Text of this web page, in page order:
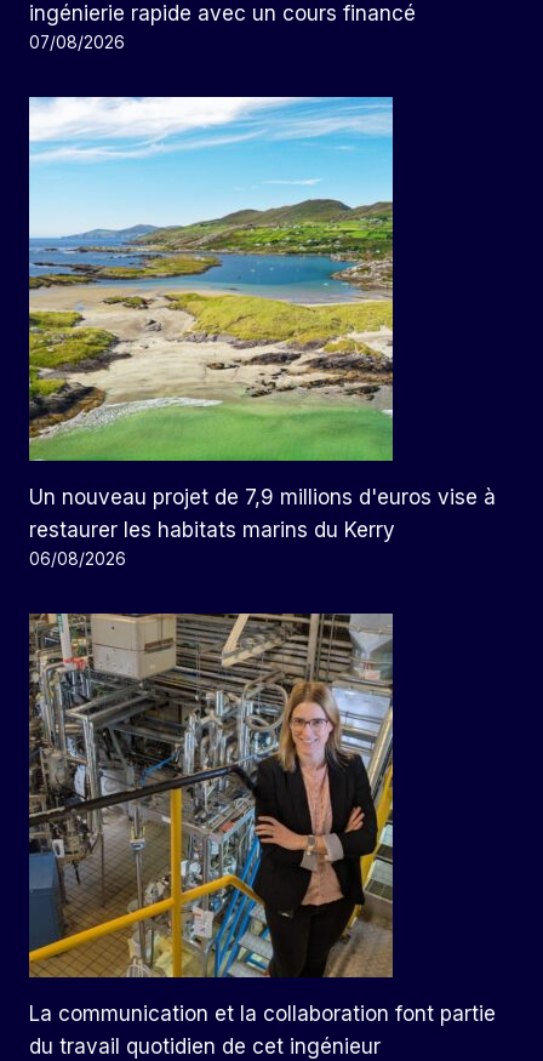
ingénierie rapide avec un cours financé
07/08/2026
Un nouveau projet de 7,9 millions d'euros vise à
restaurer les habitats marins du Kerry
06/08/2026
La communication et la collaboration font partie
du travail quotidien de cet ingénieur